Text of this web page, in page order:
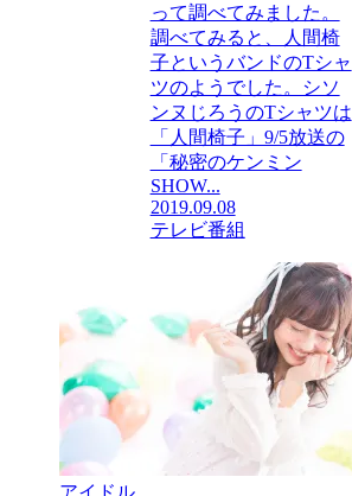
って調べてみました。
調べてみると、人間椅
子というバンドのTシャ
ツのようでした。シソ
ンヌじろうのTシャツは
「人間椅子」9/5放送の
「秘密のケンミン
SHOW...
2019.09.08
テレビ番組
アイドル